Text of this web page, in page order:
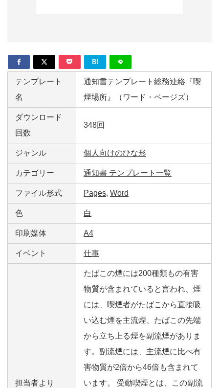
B!
テンプレート
名
通知書テンプレート総務連絡『喫
煙場所』（ワード・ページズ）
ダウンロード
回数
348回
ジャンル 個人向けのひな形
カテゴリー 通知書 テンプレート一覧
ファイル形式 Pages, Word
色 白
印刷媒体 A4
イベント 仕事
担当者より
たばこの煙には200種類もの有害
物質が含まれていると言われ、煙
には、喫煙者がたばこから直接吸
い込む煙を主流煙、たばこの先端
から立ち上る煙を副流煙がありま
す。副流煙には、主流煙に比べ有
害物質が2倍から46倍も含まれて
います。 受動喫煙とは、この副流